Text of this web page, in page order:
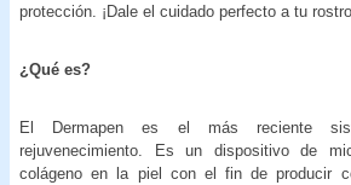
protección. ¡Dale el cuidado perfecto a tu
¿Qué es?
El Dermapen es el más reciente
rejuvenecimiento. Es un dispositivo de
colágeno en la piel con el fin de producir